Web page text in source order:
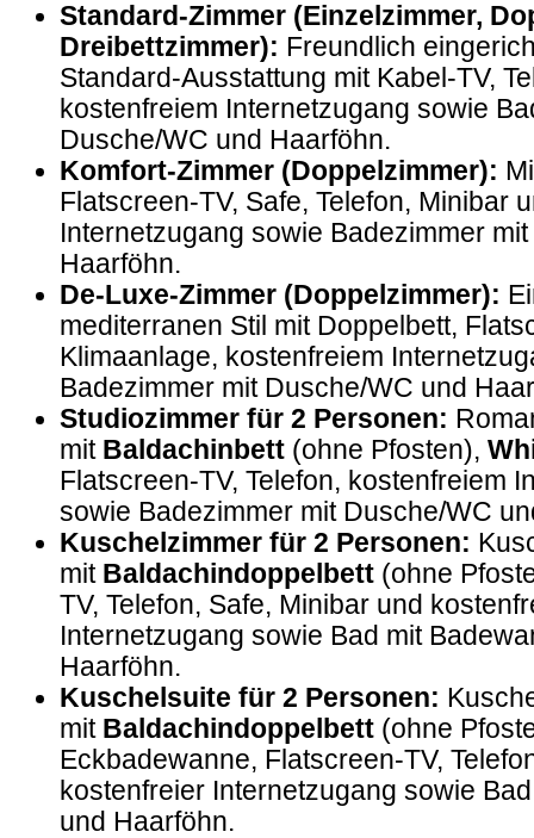
Standard-Zimmer (Einzelzimmer,
Dreibettzimmer): Freundlich
Standard-Ausstattung mit Kabel-TV,
kostenfreiem Internetzugang sowie
Dusche/WC und Haarföhn.
Komfort-Zimmer (Doppelzimmer):
Flatscreen-TV, Safe, Telefon, Minibar
Internetzugang sowie Badezimmer
Haarföhn.
De-Luxe-Zimmer (Doppelzimmer):
mediterranen Stil mit Doppelbett,
Klimaanlage, kostenfreiem
Badezimmer mit Dusche/WC und
Studiozimmer für 2 Personen:
mit Baldachinbett (ohne Pfosten),
Flatscreen-TV, Telefon, kostenfreiem
sowie Badezimmer mit Dusche/WC
Kuschelzimmer für 2 Personen:
mit Baldachindoppelbett (ohne
TV, Telefon, Safe, Minibar und
Internetzugang sowie Bad mit
Haarföhn.
Kuschelsuite für 2 Personen:
mit Baldachindoppelbett (ohne
Eckbadewanne, Flatscreen-TV,
kostenfreier Internetzugang sowie
und Haarföhn.